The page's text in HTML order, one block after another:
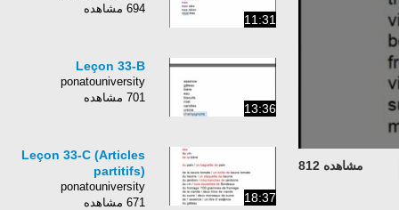
مشاهده 812
11:31
694 مشاهده
13:36
Leçon 33-B
ponatouniversity
701 مشاهده
18:37
Leçon 33-C (Articles
partitifs)
ponatouniversity
671 مشاهده